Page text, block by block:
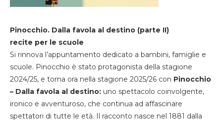
Pinocchio. Dalla favola al destino (parte II)
recite per le scuole
Si rinnova l’appuntamento dedicato a bambini, famiglie e
scuole. Pinocchio è stato protagonista della stagione
2024/25, e torna ora nella stagione 2025/26 con Pinocchio
– Dalla favola al destino: uno spettacolo coinvolgente,
ironico e avventuroso, che continua ad affascinare
spettatori di tutte le età. Il racconto nasce nel 1881 dalla